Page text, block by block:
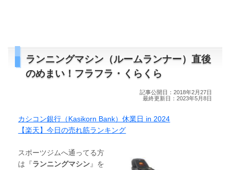
ランニングマシン（ルームランナー）直後
のめまい！フラフラ・くらくら
記事公開日：2018年2月27日
最終更新日：2023年5月8日
カシコン銀行（Kasikorn Bank）休業日 in 2024
【楽天】今日の売れ筋ランキング
スポーツジムへ通ってる方
は『ランニングマシン』を